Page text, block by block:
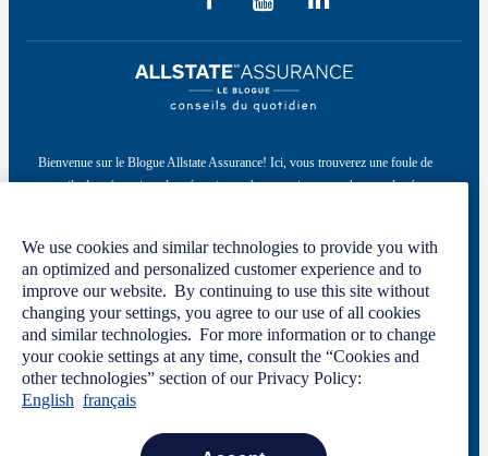
Bienvenue sur le Blogue Allstate Assurance! Ici, vous trouverez une foule de
conseils de préparation, de prévention et de protection pour chacune des étapes
Ce site a été conçu par Allstate du Canada, compagnie d’assurance, à titre
informatif seulement. Pour en savoir plus, veuillez consulter notre politique de
confidentialité et nosconditions d’utilisation.
Code de conduite
Politique de confidentialité
Manage Cookie Settings
Conditions d’utilisation
Carrières
Salle de presse
We use cookies and similar technologies to provide you with
an optimized and personalized customer experience and to
improve our website. By continuing to use this site without
changing your settings, you agree to our use of all cookies
and similar technologies. For more information or to change
your cookie settings at any time, consult the “Cookies and
other technologies” section of our Privacy Policy:
English français